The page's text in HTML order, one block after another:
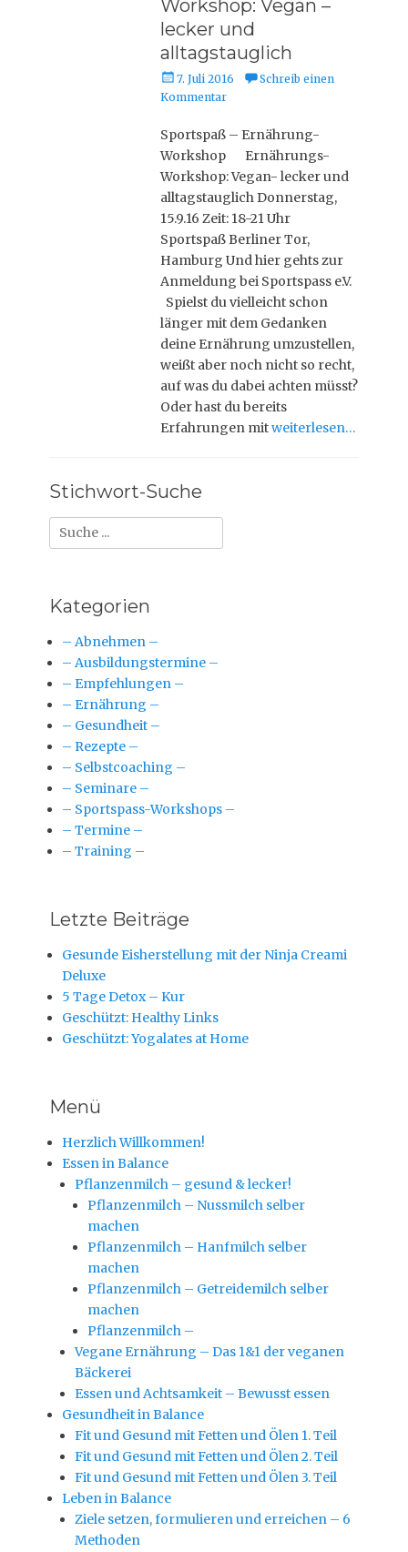
Workshop: Vegan –
lecker und
alltagstauglich
P
o
t
e
d
n
7. Juli 2016
Schreib einen
Kommentar
Sportspaß – Ernährung-
Workshop Ernährungs-
Workshop: Vegan- lecker und
alltagstauglich Donnerstag,
15.9.16 Zeit: 18-21 Uhr
Sportspaß Berliner Tor,
Hamburg Und hier gehts zur
Anmeldung bei Sportspass e.V.
Spielst du vielleicht schon
länger mit dem Gedanken
deine Ernährung umzustellen,
weißt aber noch nicht so recht,
auf was du dabei achten müsst?
Oder hast du bereits
Erfahrungen mitweiterlesen…
Stichwort-Suche
Suche
nach:
Kategorien
– Abnehmen –
– Ausbildungstermine –
– Empfehlungen –
– Ernährung –
– Gesundheit –
– Rezepte –
– Selbstcoaching –
– Seminare –
– Sportspass-Workshops –
– Termine –
– Training –
Letzte Beiträge
Gesunde Eisherstellung mit der Ninja Creami
Deluxe
5 Tage Detox – Kur
Geschützt: Healthy Links
Geschützt: Yogalates at Home
Menü
Herzlich Willkommen!
Essen in Balance
Pflanzenmilch – gesund & lecker!
Pflanzenmilch – Nussmilch selber
machen
Pflanzenmilch – Hanfmilch selber
machen
Pflanzenmilch – Getreidemilch selber
machen
Pflanzenmilch –
Vegane Ernährung – Das 1&1 der veganen
Bäckerei
Essen und Achtsamkeit – Bewusst essen
Gesundheit in Balance
Fit und Gesund mit Fetten und Ölen 1. Teil
Fit und Gesund mit Fetten und Ölen 2. Teil
Fit und Gesund mit Fetten und Ölen 3. Teil
Leben in Balance
Ziele setzen, formulieren und erreichen – 6
Methoden